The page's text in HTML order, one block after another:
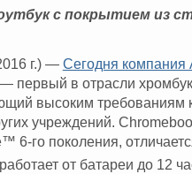
с покрытием из
г.) — Сегодня компания
первый в отрасли
высоким требованиям
учреждений.
6-го поколения,
от батареи до 12